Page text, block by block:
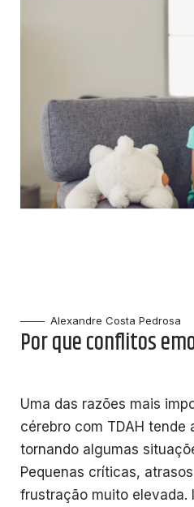
Alexandre Costa Pedrosa
Por que conflitos
Uma das razões mais
cérebro com TDAH tende
tornando algumas
Pequenas críticas,
frustração muito elevada.